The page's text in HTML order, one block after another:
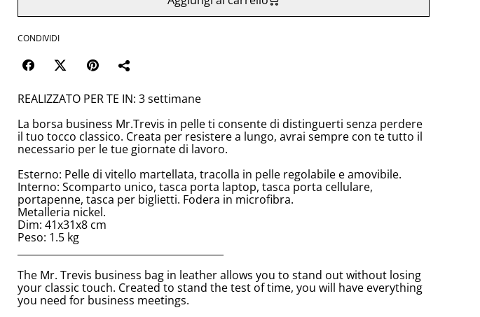
CONDIVIDI
REALIZZATO PER TE IN: 3 settimane
La borsa business Mr.Trevis in pelle ti consente di distinguerti senza perdere
il tuo tocco classico. Creata per resistere a lungo, avrai sempre con te tutto il
necessario per le tue giornate di lavoro.
Esterno: Pelle di vitello martellata, tracolla in pelle regolabile e amovibile.
Interno: Scomparto unico, tasca porta laptop, tasca porta cellulare,
portapenne, tasca per biglietti. Fodera in microfibra.
Metalleria nickel.
Dim: 41x31x8 cm
Peso: 1.5 kg
The Mr. Trevis business bag in leather allows you to stand out without losing
your classic touch. Created to stand the test of time, you will have everything
you need for business meetings.